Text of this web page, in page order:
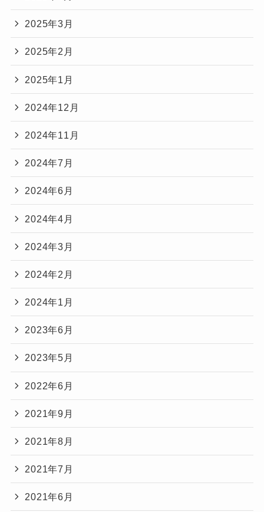
2025年3月
2025年2月
2025年1月
2024年12月
2024年11月
2024年7月
2024年6月
2024年4月
2024年3月
2024年2月
2024年1月
2023年6月
2023年5月
2022年6月
2021年9月
2021年8月
2021年7月
2021年6月